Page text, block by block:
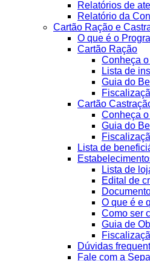
Relatórios de
Relatório da
Cartão Ração e
O que é o
Cartão Ração
Conheça
Lista de
Guia do
Cartão
Conheça
Guia do
Lista de
Lista de
Edital de
O que é e
Como ser
Guia de
Dúvidas
Fale com a